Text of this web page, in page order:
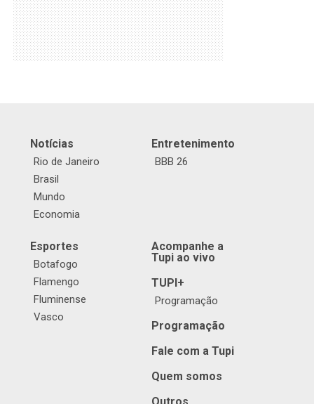
Notícias
Rio de Janeiro
Brasil
Mundo
Economia
Entretenimento
BBB 26
Esportes
Botafogo
Flamengo
Fluminense
Vasco
Acompanhe a
Tupi ao vivo
TUPI+
Programação
Programação
Fale com a Tupi
Quem somos